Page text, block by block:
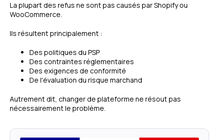
La plupart des refus ne sont pas causés par Shopify ou
WooCommerce.
Ils résultent principalement :
Des politiques du PSP
Des contraintes réglementaires
Des exigences de conformité
De l'évaluation du risque marchand
Autrement dit, changer de plateforme ne résout pas
nécessairement le problème.